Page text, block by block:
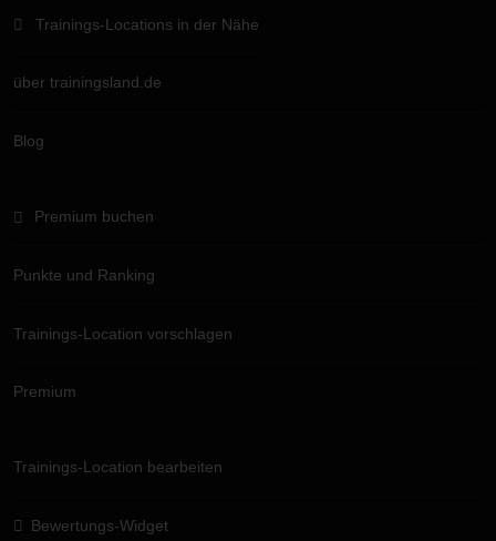
Trainings-Locations in der Nähe
über trainingsland.de
Blog
Premium buchen
Punkte und Ranking
Trainings-Location vorschlagen
Premium
Trainings-Location bearbeiten
Bewertungs-Widget